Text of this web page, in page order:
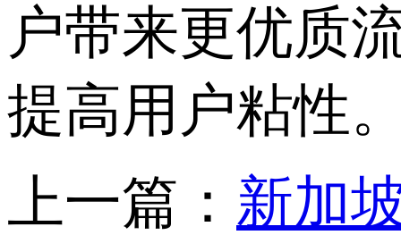
户带来更优质
提高用户粘性
上一篇： 新加